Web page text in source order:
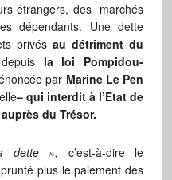
étrangers, des marchés
dépendants. Une dette
privésau détriment du
la loi Pompidou-
par Marine Le Pen
– qui interdit à l’Etat de
du Trésor.
dette », c’est-à-dire le
plus le paiement des